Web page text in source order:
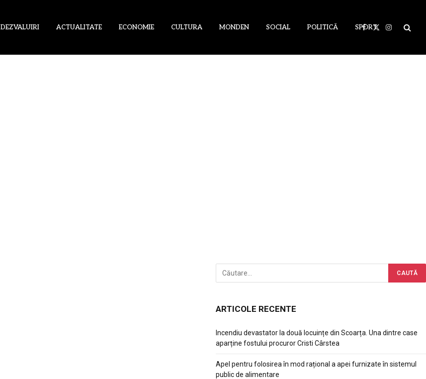
DEZVALUIRI ACTUALITATE ECONOMIE CULTURA MONDEN SOCIAL POLITICĂ SPORT
Facebook
X
Instagram
ARTICOLE RECENTE
Incendiu devastator la două locuințe din Scoarța. Una dintre case
aparține fostului procuror Cristi Cârstea
Apel pentru folosirea în mod rațional a apei furnizate în sistemul
public de alimentare